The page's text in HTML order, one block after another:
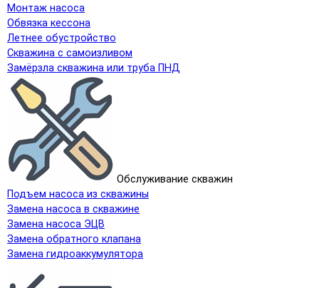
Монтаж насоса
Обвязка кессона
Летнее обустройство
Скважина с самоизливом
Замёрзла скважина или труба ПНД
Обслуживание скважин
Подъем насоса из скважины
Замена насоса в скважине
Замена насоса ЭЦВ
Замена обратного клапана
Замена гидроаккумулятора